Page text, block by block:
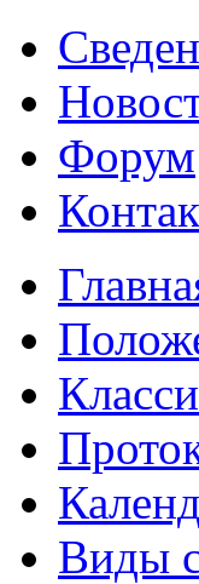
Форум
Виды